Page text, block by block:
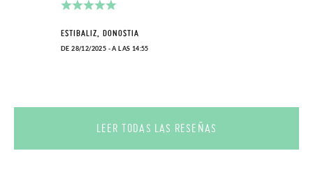
ESTIBALIZ, DONOSTIA
DE 28/12/2025 - A LAS 14:55
LEER TODAS LAS RESEÑAS